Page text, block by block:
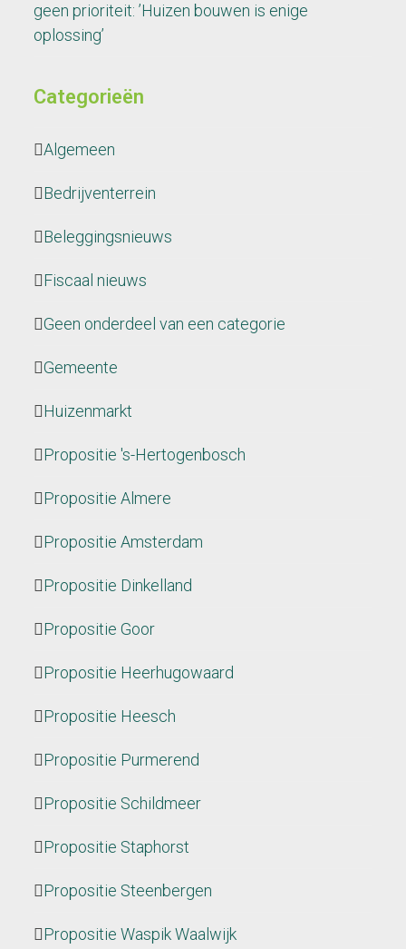
geen prioriteit: ’Huizen bouwen is enige
oplossing’
Categorieën
Algemeen
Bedrijventerrein
Beleggingsnieuws
Fiscaal nieuws
Geen onderdeel van een categorie
Gemeente
Huizenmarkt
Propositie 's-Hertogenbosch
Propositie Almere
Propositie Amsterdam
Propositie Dinkelland
Propositie Goor
Propositie Heerhugowaard
Propositie Heesch
Propositie Purmerend
Propositie Schildmeer
Propositie Staphorst
Propositie Steenbergen
Propositie Waspik Waalwijk